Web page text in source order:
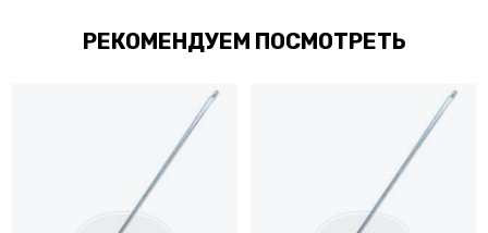
РЕКОМЕНДУЕМ ПОСМОТРЕТЬ